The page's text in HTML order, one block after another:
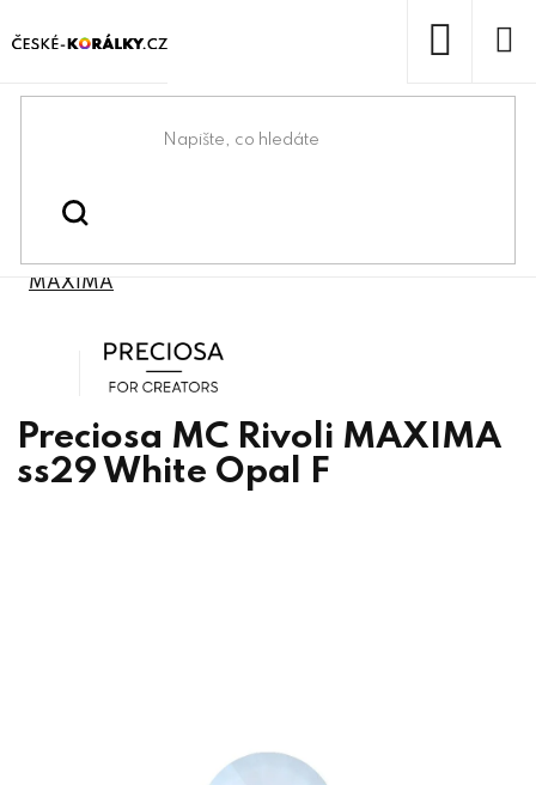
na
Domů
Preciosa® & lůžka
Preciosa® bižuterní kameny /
MAXIMA
Preciosa MC Rivoli MAXIMA
ss29 White Opal F
Preciosa